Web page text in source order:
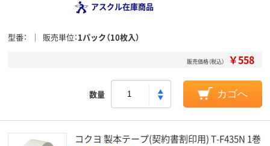
アスクル在庫商品
型番 販売単位 1パック（10枚入）
販売価格（税込） ￥558
数量 カゴへ
コクヨ 製本テープ(契約書割印用) T-F435N 1巻